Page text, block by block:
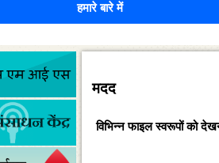
हमारे बारे में
मदद
विभिन्‍न फाइल स्‍वरूपों को